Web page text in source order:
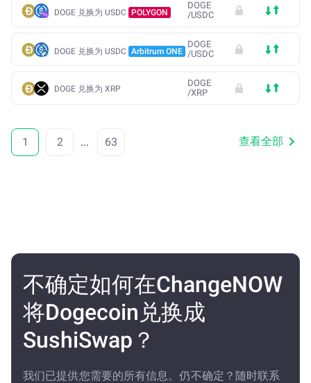
DOGE 兑换为 USDC POLYGON
DOGE
/USDC
DOGE 兑换为 USDC Arbitrum ONE
DOGE
/USDC
DOGE 兑换为 XRP
DOGE
/XRP
1 2 ... 63 查看全部
不确定如何在ChangeNOW
将Dogecoin兑换成
SushiSwap？
我们已提供您需要的所有信息。仍不确定？随时联系